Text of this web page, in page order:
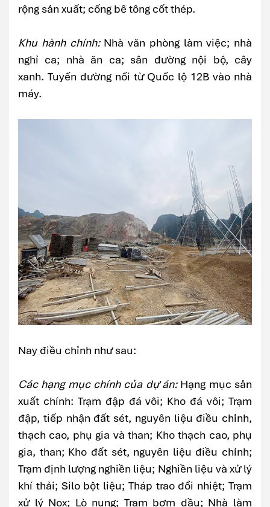
rộng sản xuất; cống bê tông cốt thép.
Khu hành chính:Nhà văn phòng làm việc; nhà
nghỉ ca; nhà ăn ca; sân đường nội bộ, cây
xanh. Tuyến đường nối từ Quốc lộ 12B vào nhà
máy.
Nay điều chỉnh như sau:
Các hạng mục chính của dự án:Hạng mục sản
xuất chính: Trạm đập đá vôi; Kho đá vôi; Trạm
đập, tiếp nhận đất sét, nguyên liệu điều chỉnh,
thạch cao, phụ gia và than; Kho thạch cao, phụ
gia, than; Kho đất sét, nguyên liệu điều chỉnh;
Trạm định lượng nghiền liệu; Nghiền liệu và xử lý
khí thải; Silo bột liệu; Tháp trao đổi nhiệt; Trạm
xử lý Nox; Lò nung; Trạm bơm dầu; Nhà làm